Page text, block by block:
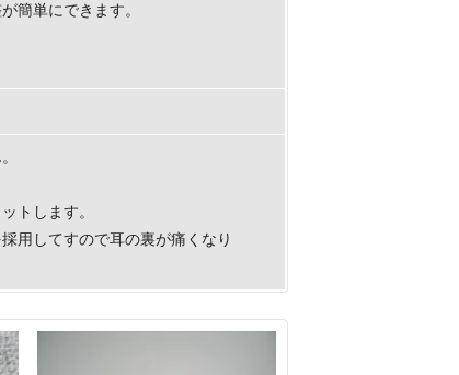
簡単にできます。
トします。
用してすので耳の裏が痛くなり